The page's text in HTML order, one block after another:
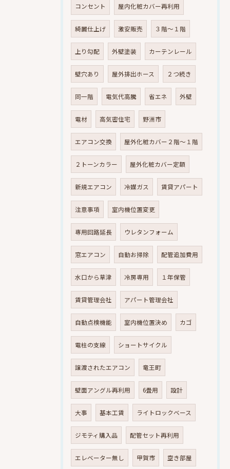
コンセント 屋内化粧カバー再利用
綺麗仕上げ 激安販売 ３階～１階
上り勾配 外壁塗装 カーテンレール
壁穴あり 屋外排出ホース ２つ続き
同一階 電気代高騰 省エネ 外壁
電材 高気密住宅 野洲市
エアコン交換 屋外化粧カバー２階～１階
２トーンカラー 屋外化粧カバー定額
新規エアコン 冷媒ガス 賃貸アパート
注意事項 室内機位置変更
専用回路延長 ウレタンフォーム
窓エアコン 自動お掃除 配管追加費用
水口から草津 冷房専用 １年保管
賃貸管理会社 アパート管理会社
自動点検機能 室内機位置決め カゴ
電柱の支線 ショートサイクル
譲渡されたエアコン 竜王町
壁面アングル再利用 6畳用 設計
大事 基本工賃 ライトロックベース
ジモティ購入品 配管セット再利用
エレベーター無し 甲賀市 空き部屋